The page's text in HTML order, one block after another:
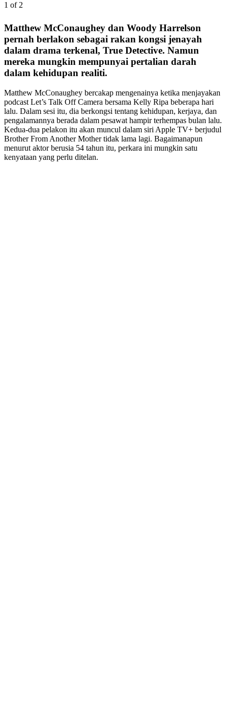
1 of 2
Matthew McConaughey dan Woody Harrelson
pernah berlakon sebagai rakan kongsi jenayah
dalam drama terkenal, True Detective. Namun
mereka mungkin mempunyai pertalian darah
dalam kehidupan realiti.
Matthew McConaughey bercakap mengenainya ketika menjayakan
podcast Let’s Talk Off Camera bersama Kelly Ripa beberapa hari
lalu. Dalam sesi itu, dia berkongsi tentang kehidupan, kerjaya, dan
pengalamannya berada dalam pesawat hampir terhempas bulan lalu.
Kedua-dua pelakon itu akan muncul dalam siri Apple TV+ berjudul
Brother From Another Mother tidak lama lagi. Bagaimanapun
menurut aktor berusia 54 tahun itu, perkara ini mungkin satu
kenyataan yang perlu ditelan.